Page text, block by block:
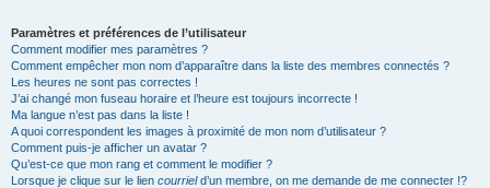
Paramètres et préférences de l’utilisateur
Comment modifier mes paramètres ?
Comment empêcher mon nom d’apparaître dans la liste des membres connectés ?
Les heures ne sont pas correctes !
J’ai changé mon fuseau horaire et l’heure est toujours incorrecte !
Ma langue n’est pas dans la liste !
A quoi correspondent les images à proximité de mon nom d’utilisateur ?
Comment puis-je afficher un avatar ?
Qu’est-ce que mon rang et comment le modifier ?
Lorsque je clique sur le lien courrield’un membre, on me demande de me connecter !?